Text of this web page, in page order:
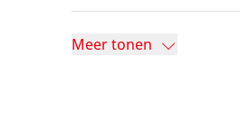
Meer tonen